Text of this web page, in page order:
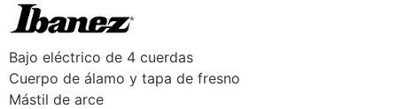
Bajo eléctrico de 4 cuerdas
Cuerpo de álamo y tapa de fresno
Mástil de arce